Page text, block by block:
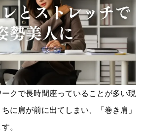
クで長時間座っていることが多い現
に肩が前に出てしまい、「巻き肩」
。